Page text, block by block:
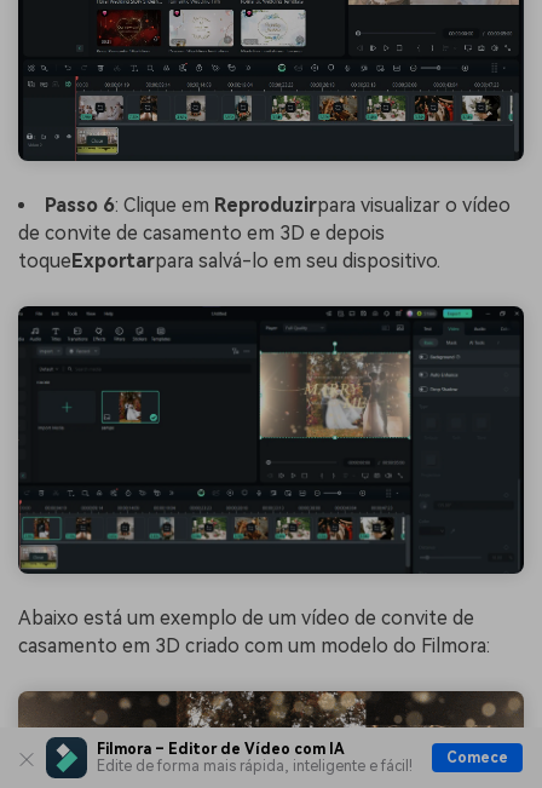
Filmora – Editor de Vídeo com IA
Edite de forma mais rápida, inteligente e fácil!
Comece
Passo 6: Clique em Reproduzirpara visualizar o vídeo
de convite de casamento em 3D e depois
toque Exportarpara salvá-lo em seu dispositivo.
Abaixo está um exemplo de um vídeo de convite de
casamento em 3D criado com um modelo do Filmora: